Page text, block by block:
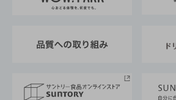
サントリーが考えるサステナビリ
企業概要
採用情報